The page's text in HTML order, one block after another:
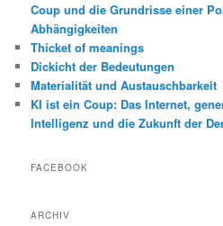
Coup und die Grundrisse einer
Abhängigkeiten
Thicket of meanings
Dickicht der Bedeutungen
Materialität und Austauschbarkeit
KI ist ein Coup: Das Internet,
Intelligenz und die Zukunft der
FACEBOOK
ARCHIV